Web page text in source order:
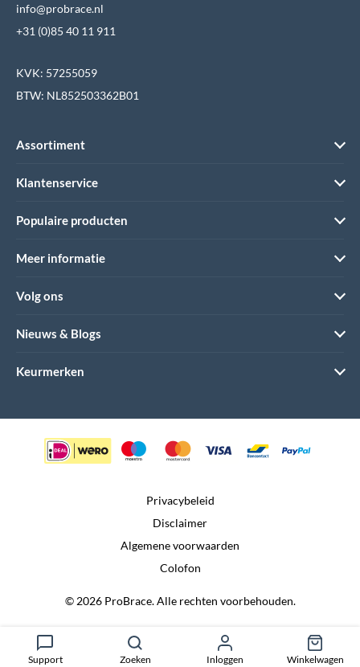
info@probrace.nl
+31 (0)85 40 11 911
KVK: 57255059
BTW: NL852503362B01
Assortiment
Klantenservice
Populaire producten
Meer informatie
Volg ons
Nieuws & Blogs
Keurmerken
© 2026 ProBrace. Alle rechten voorbehouden.
Privacybeleid
Disclaimer
Algemene voorwaarden
Colofon
Realisatie door: Dtch. Digitals
Support Zoeken Inloggen Winkelwagen